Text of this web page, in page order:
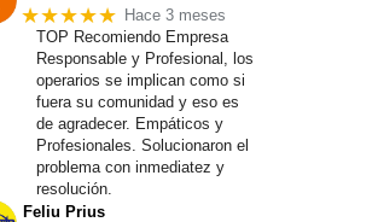
★★★★★ Hace 3 meses
TOP Recomiendo Empresa
Responsable y Profesional, los
operarios se implican como si
fuera su comunidad y eso es
de agradecer. Empáticos y
Profesionales. Solucionaron el
problema con inmediatez y
resolución.
Feliu Prius